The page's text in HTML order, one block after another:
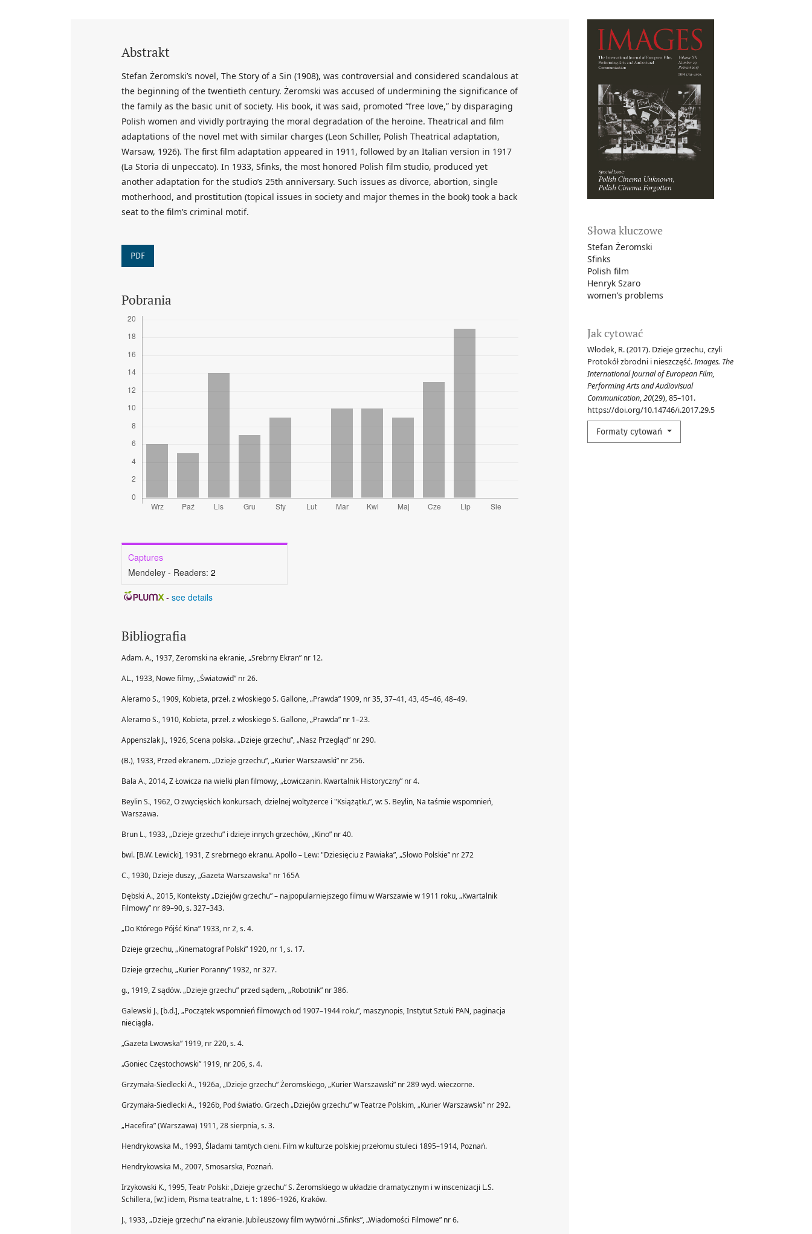
Słowa kluczowe
Stefan Żeromski
Sfinks
Polish film
Henryk Szaro
women’s problems
Jak cytować
Włodek, R. (2017). Dzieje grzechu, czyli
Protokół zbrodni i nieszczęść.Images. The
International Journal of European Film,
Performing Arts and Audiovisual
Communication,20(29), 85–101.
https://doi.org/10.14746/i.2017.29.5
Formaty cytowań
Abstrakt
Stefan Żeromski’s novel, The Story of a Sin (1908), was controversial and considered scandalous at
the beginning of the twentieth century. Żeromski was accused of undermining the significance of
the family as the basic unit of society. His book, it was said, promoted “free love,” by disparaging
Polish women and vividly portraying the moral degradation of the heroine. Theatrical and film
adaptations of the novel met with similar charges (Leon Schiller, Polish Theatrical adaptation,
Warsaw, 1926). The first film adaptation appeared in 1911, followed by an Italian version in 1917
(La Storia di unpeccato). In 1933, Sfinks, the most honored Polish film studio, produced yet
another adaptation for the studio’s 25th anniversary. Such issues as divorce, abortion, single
motherhood, and prostitution (topical issues in society and major themes in the book) took a back
seat to the film’s criminal motif.
PDF
Pobrania
Captures
Mendeley - Readers: 2
- see details
Bibliografia
Adam. A., 1937, Żeromski na ekranie, „Srebrny Ekran” nr 12.
AL., 1933, Nowe filmy, „Światowid” nr 26.
Aleramo S., 1909, Kobieta, przeł. z włoskiego S. Gallone, „Prawda” 1909, nr 35, 37–41, 43, 45–46, 48–49.
Aleramo S., 1910, Kobieta, przeł. z włoskiego S. Gallone, „Prawda” nr 1–23.
Appenszlak J., 1926, Scena polska. „Dzieje grzechu”, „Nasz Przegląd” nr 290.
(B.), 1933, Przed ekranem. „Dzieje grzechu”, „Kurier Warszawski” nr 256.
Bala A., 2014, Z Łowicza na wielki plan filmowy, „Łowiczanin. Kwartalnik Historyczny” nr 4.
Beylin S., 1962, O zwycięskich konkursach, dzielnej woltyżerce i "Książątku”, w: S. Beylin, Na taśmie wspomnień,
Warszawa.
Brun L., 1933, „Dzieje grzechu” i dzieje innych grzechów, „Kino” nr 40.
bwl. [B.W. Lewicki], 1931, Z srebrnego ekranu. Apollo – Lew: "Dziesięciu z Pawiaka”, „Słowo Polskie” nr 272
C., 1930, Dzieje duszy, „Gazeta Warszawska” nr 165A
Dębski A., 2015, Konteksty „Dziejów grzechu” – najpopularniejszego filmu w Warszawie w 1911 roku, „Kwartalnik
Filmowy” nr 89–90, s. 327–343.
„Do Którego Pójść Kina” 1933, nr 2, s. 4.
Dzieje grzechu, „Kinematograf Polski” 1920, nr 1, s. 17.
Dzieje grzechu, „Kurier Poranny” 1932, nr 327.
g., 1919, Z sądów. „Dzieje grzechu” przed sądem, „Robotnik” nr 386.
Galewski J., [b.d.], „Początek wspomnień filmowych od 1907–1944 roku”, maszynopis, Instytut Sztuki PAN, paginacja
nieciągła.
„Gazeta Lwowska” 1919, nr 220, s. 4.
„Goniec Częstochowski” 1919, nr 206, s. 4.
Grzymała-Siedlecki A., 1926a, „Dzieje grzechu” Żeromskiego, „Kurier Warszawski” nr 289 wyd. wieczorne.
Grzymała-Siedlecki A., 1926b, Pod światło. Grzech „Dziejów grzechu” w Teatrze Polskim, „Kurier Warszawski” nr 292.
„Hacefira” (Warszawa) 1911, 28 sierpnia, s. 3.
Hendrykowska M., 1993, Śladami tamtych cieni. Film w kulturze polskiej przełomu stuleci 1895–1914, Poznań.
Hendrykowska M., 2007, Smosarska, Poznań.
Irzykowski K., 1995, Teatr Polski: „Dzieje grzechu” S. Żeromskiego w układzie dramatycznym i w inscenizacji L.S.
Schillera, [w:] idem, Pisma teatralne, t. 1: 1896–1926, Kraków.
J., 1933, „Dzieje grzechu” na ekranie. Jubileuszowy film wytwórni „Sfinks”, „Wiadomości Filmowe” nr 6.